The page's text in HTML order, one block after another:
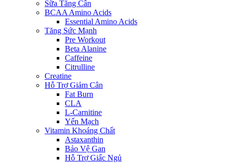
Sữa Tăng Cân
BCAA Amino Acids
Essential Amino Acids
Tăng Sức Mạnh
Pre Workout
Beta Alanine
Caffeine
Citrulline
Creatine
Hỗ Trợ Giảm Cân
Fat Burn
CLA
L-Carnitine
Yến Mạch
Vitamin Khoáng Chất
Astaxanthin
Bảo Vệ Gan
Hỗ Trợ Giấc Ngủ